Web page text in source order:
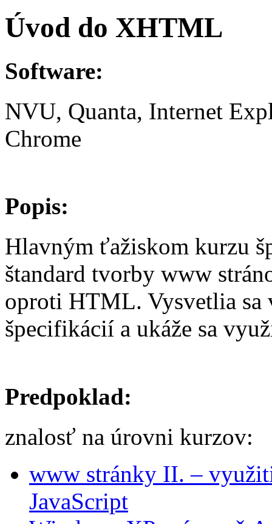
Úvod do XHTML
Software:
NVU, Quanta, Internet
Chrome
Popis:
Hlavným ťažiskom kurzu
štandard tvorby www
oproti HTML. Vysvetlia
špecifikácií a ukáže sa
Predpoklad:
znalosť na úrovni kurzov:
www stránky II. –
JavaScript